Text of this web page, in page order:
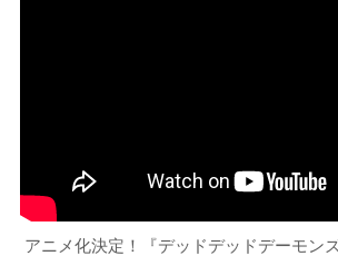
アニメ化決定！『デッドデッドデーモン